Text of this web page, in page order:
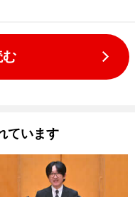
む
ています